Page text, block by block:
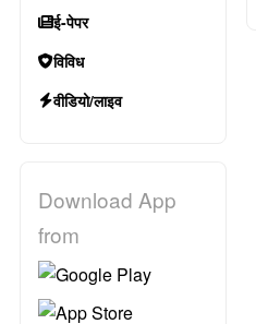
ई-पेपर
विविध
वीडियो/लाइव
Download App
from